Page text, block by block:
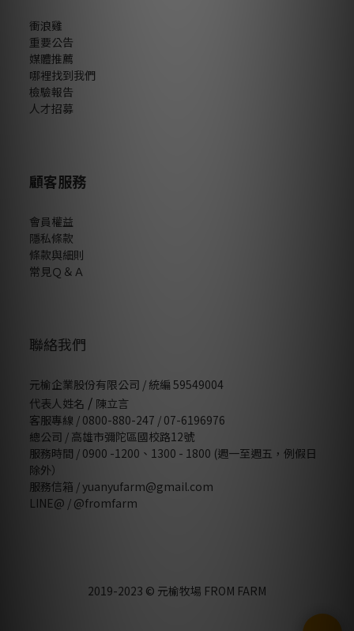
衝浪雞
重要公告
媒體推薦
哪裡找到我們
檢驗報告
人才招募
顧客服務
會員權益
隱私條款
條款與細則
常見Ｑ＆Ａ
聯絡我們
元榆企業股份有限公司 / 統編 59549004
代表人姓名 / 陳立言
客服專線 / 0800-880-247 / 07-6196976
總公司 / 高雄市彌陀區國校路12號
服務時間 / 0900 -1200、1300 - 1800 (週一至週五，例假日
除外）
服務信箱 / yuanyufarm@gmail.com
LINE@ / @fromfarm
2019-2023 © 元榆牧場 FROM FARM